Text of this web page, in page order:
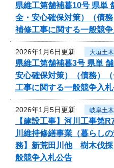
県維工第舗補暮10号 県単
全・安心確保対策）（債
補修工事に関する一般競
2026年1月6日更新 大垣土
県維工第舗補暮3号 県単
安心確保対策）（債務）
工事に関する一般競争入
2026年1月5日更新 岐阜土
【建設工事】河川工事
川維持修繕事業（暮らし
務】新荒田川他 樹木伐採
般競争入札公告